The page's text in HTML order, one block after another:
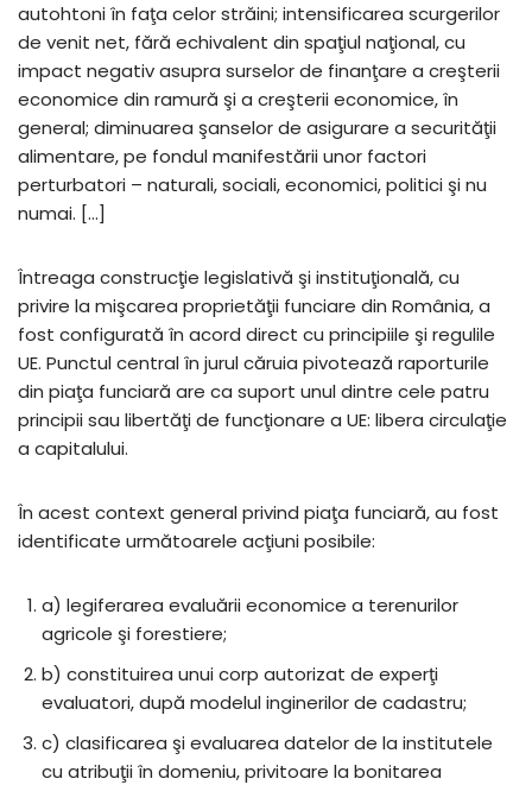
autohtoni în faţa celor străini; intensificarea scurgerilor
de venit net, fără echivalent din spaţiul naţional, cu
impact negativ asupra surselor de finanţare a creşterii
economice din ramură şi a creşterii economice, în
general; diminuarea şanselor de asigurare a securităţii
alimentare, pe fondul manifestării unor factori
perturbatori – naturali, sociali, economici, politici şi nu
numai. […]
Întreaga construcţie legislativă şi instituţională, cu
privire la mişcarea proprietăţii funciare din România, a
fost configurată în acord direct cu principiile şi regulile
UE. Punctul central în jurul căruia pivotează raporturile
din piaţa funciară are ca suport unul dintre cele patru
principii sau libertăţi de funcţionare a UE: libera circulaţie
a capitalului.
În acest context general privind piaţa funciară, au fost
identificate următoarele acţiuni posibile:
a) legiferarea evaluării economice a terenurilor
agricole şi forestiere;
b) constituirea unui corp autorizat de experţi
evaluatori, după modelul inginerilor de cadastru;
c) clasificarea şi evaluarea datelor de la institutele
cu atribuţii în domeniu, privitoare la bonitarea